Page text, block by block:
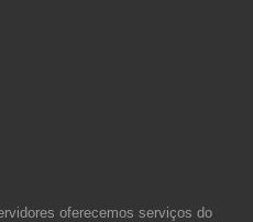
oferecemos serviços do